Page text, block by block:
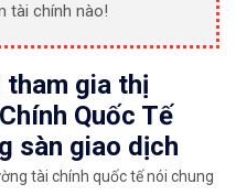
tài chính nào!
tham gia thị
Quốc Tế
sàn giao dịch
tài chính quốc tế nói chung